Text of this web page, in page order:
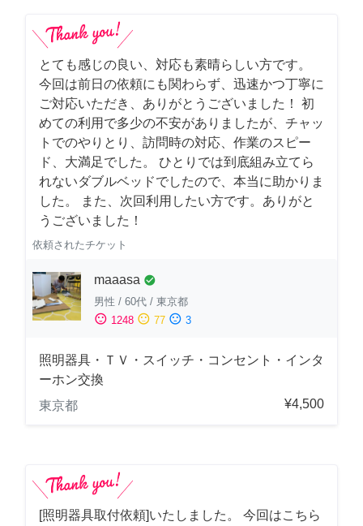
とても感じの良い、対応も素晴らしい方です。
今回は前日の依頼にも関わらず、迅速かつ丁寧に
ご対応いただき、ありがとうございました！ 初
めての利用で多少の不安がありましたが、チャッ
トでのやりとり、訪問時の対応、作業のスピー
ド、大満足でした。 ひとりでは到底組み立てら
れないダブルベッドでしたので、本当に助かりま
した。 また、次回利用したい方です。ありがと
うございました！
依頼されたチケット
maaasa check_circle
男性 / 60代 / 東京都
sentiment_satisfied 1248 sentiment_neutral 77 sentiment_dissatisfied 3
照明器具・ＴＶ・スイッチ・コンセント・インタ
ーホン交換
東京都
¥4,500
[照明器具取付依頼]いたしました。 今回はこちら